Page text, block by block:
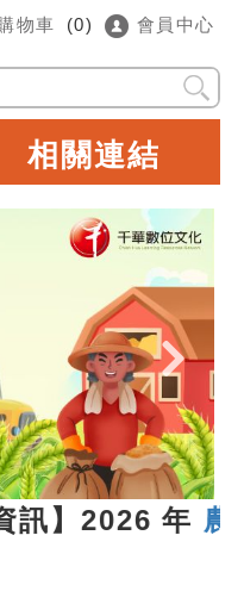
物車 (0) 會員中心
相關連結
年農田水